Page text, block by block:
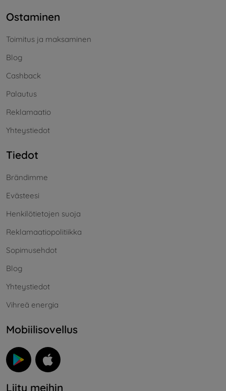
Ostaminen
Toimitus ja maksaminen
Blog
Cashback
Palautus
Reklamaatio
Yhteystiedot
Tiedot
Brändimme
Evästeesi
Henkilötietojen suoja
Reklamaatiopolitiikka
Sopimusehdot
Blog
Yhteystiedot
Vihreä energia
Mobiilisovellus
Liity meihin